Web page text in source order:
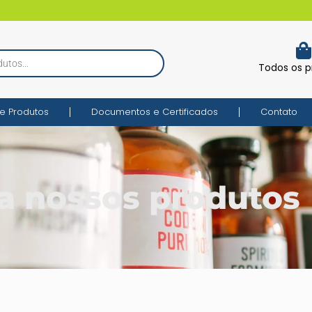
Todos os
Produtos Documentos e Certificados Contato
nossos produtos